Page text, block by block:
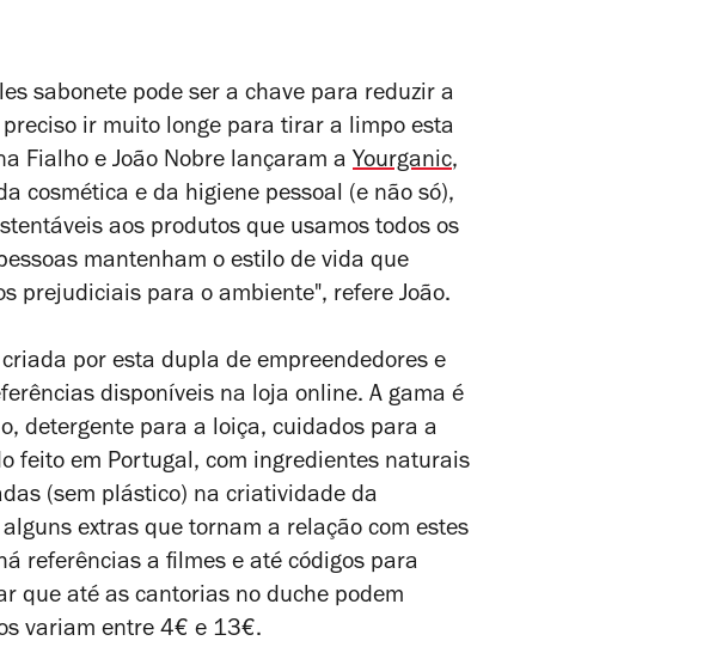
sabonete pode ser a chave para reduzir a
ir muito longe para tirar a limpo esta
Fialho e João Nobre lançaram a Yourganic,
cosmética e da higiene pessoal (e não só),
aos produtos que usamos todos os
mantenham o estilo de vida que
prejudiciais para o ambiente", refere João.
por esta dupla de empreendedores e
disponíveis na loja online. A gama é
detergente para a loiça, cuidados para a
feito em Portugal, com ingredientes naturais
(sem plástico) na criatividade da
extras que tornam a relação com estes
referências a filmes e até códigos para
que até as cantorias no duche podem
variam entre 4€ e 13€.